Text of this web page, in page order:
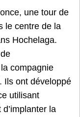
une tour de
le centre de la
Hochelaga.
compagnie
Ils ont développé
utilisant
la